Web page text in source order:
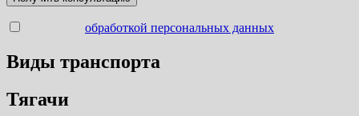
обработкой персональных данных
Виды транспорта
Тягачи